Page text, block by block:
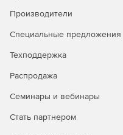
Производители
Специальные предложения
Техподдержка
Распродажа
Семинары и вебинары
Стать партнером